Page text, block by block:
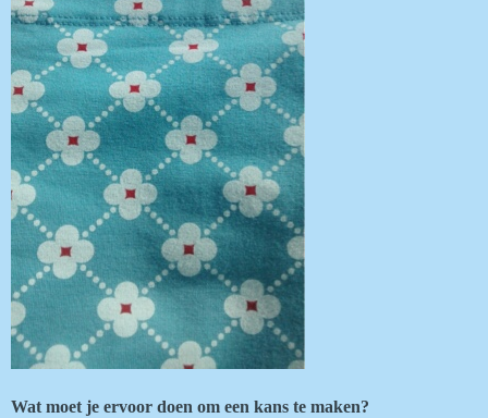
Wat moet je ervoor doen om een kans te maken?